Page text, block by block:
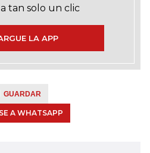
tan solo un clic
LA APP
GUARDAR
A WHATSAPP